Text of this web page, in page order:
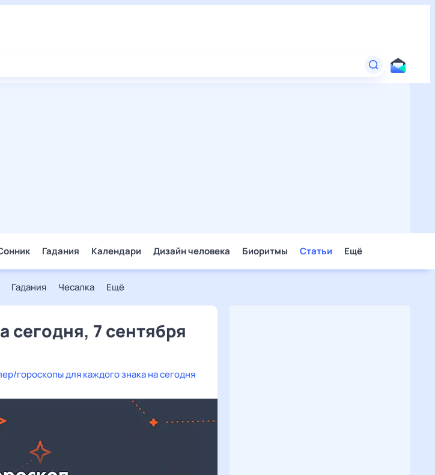
Гадания Календари Дизайн человека Биоритмы Статьи Ещё
Гадания Чесалка Ещё
сегодня, 7 сентября
гороскопы для каждого знака на сегодня